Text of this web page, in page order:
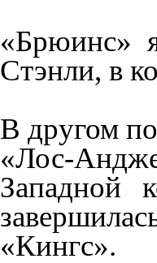
«Брюинс»
Стэнли, в
В другом
«Лос-
Западной
«Кингс».